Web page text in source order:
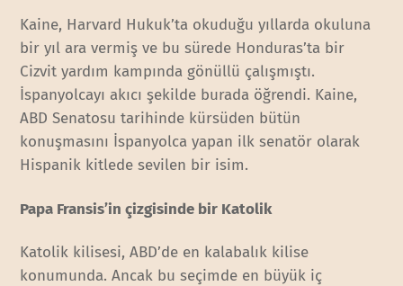
Kaine, Harvard Hukuk’ta okuduğu yıllarda okuluna
bir yıl ara vermiş ve bu sürede Honduras’ta bir
Cizvit yardım kampında gönüllü çalışmıştı.
İspanyolcayı akıcı şekilde burada öğrendi. Kaine,
ABD Senatosu tarihinde kürsüden bütün
konuşmasını İspanyolca yapan ilk senatör olarak
Hispanik kitlede sevilen bir isim.
Papa Fransis’in çizgisinde bir Katolik
Katolik kilisesi, ABD’de en kalabalık kilise
konumunda. Ancak bu seçimde en büyük iç